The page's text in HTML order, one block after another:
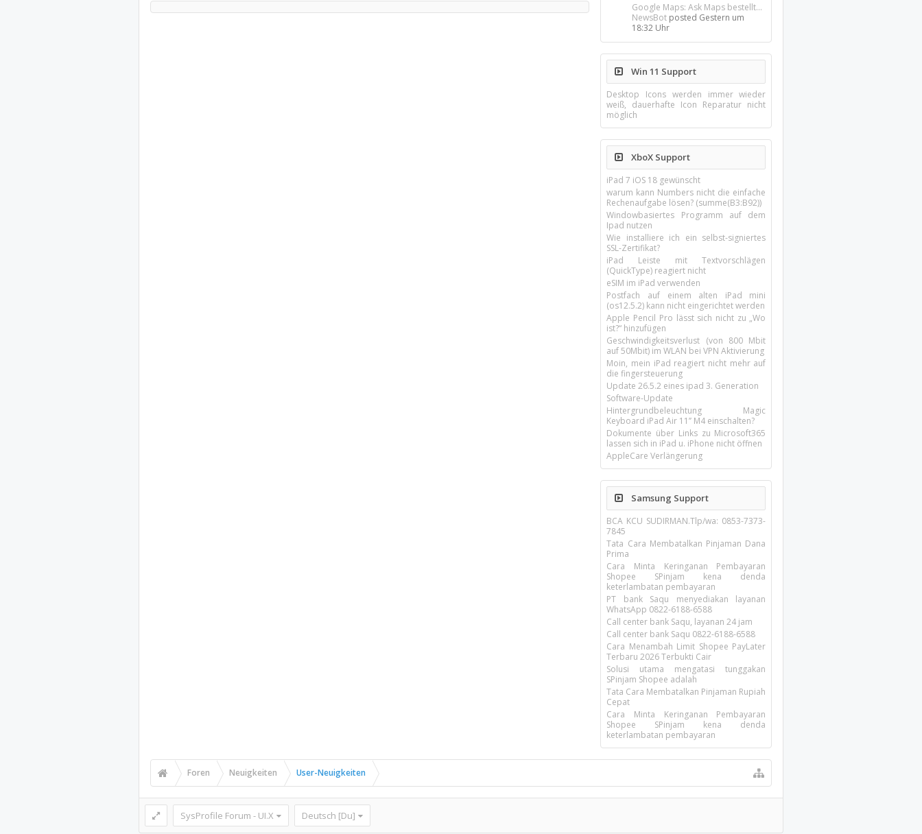
Google Maps: Ask Maps bestellt...
NewsBot posted Gestern um
18:32 Uhr
Win 11 Support
Desktop Icons werden immer wieder
weiß, dauerhafte Icon Reparatur nicht
möglich
XboX Support
iPad 7 iOS 18 gewünscht
warum kann Numbers nicht die einfache
Rechenaufgabe lösen? (summe(B3:B92))
Windowbasiertes Programm auf dem
Ipad nutzen
Wie installiere ich ein selbst-signiertes
SSL-Zertifikat?
iPad Leiste mit Textvorschlägen
(QuickType) reagiert nicht
eSIM im iPad verwenden
Postfach auf einem alten iPad mini
(os12.5.2) kann nicht eingerichtet werden
Apple Pencil Pro lässt sich nicht zu „Wo
ist?“ hinzufügen
Geschwindigkeitsverlust (von 800 Mbit
auf 50Mbit) im WLAN bei VPN Aktivierung
Moin, mein iPad reagiert nicht mehr auf
die fingersteuerung
Update 26.5.2 eines ipad 3. Generation
Software-Update
Hintergrundbeleuchtung Magic
Keyboard iPad Air 11’’ M4 einschalten?
Dokumente über Links zu Microsoft365
lassen sich in iPad u. iPhone nicht öffnen
AppleCare Verlängerung
Samsung Support
BCA KCU SUDIRMAN.Tlp/wa: 0853-7373-
7845
Tata Cara Membatalkan Pinjaman Dana
Prima
Cara Minta Keringanan Pembayaran
Shopee SPinjam kena denda
keterlambatan pembayaran
PT bank Saqu menyediakan layanan
WhatsApp 0822-6188-6588
Call center bank Saqu, layanan 24 jam
Call center bank Saqu 0822-6188-6588
Cara Menambah Limit Shopee PayLater
Terbaru 2026 Terbukti Cair
Solusi utama mengatasi tunggakan
SPinjam Shopee adalah
Tata Cara Membatalkan Pinjaman Rupiah
Cepat
Cara Minta Keringanan Pembayaran
Shopee SPinjam kena denda
keterlambatan pembayaran
Foren Neuigkeiten User-Neuigkeiten
SysProfile Forum - UI.X Deutsch [Du]